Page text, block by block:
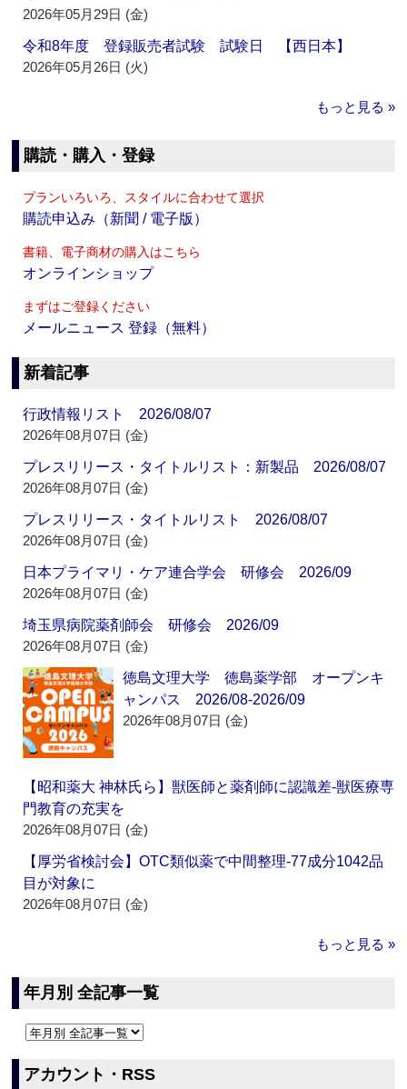
2026年05月29日 (金)
令和8年度 登録販売者試験 試験日 【西日本】
2026年05月26日 (火)
もっと見る »
購読・購入・登録
プランいろいろ、スタイルに合わせて選択
購読申込み（新聞 / 電子版）
書籍、電子商材の購入はこちら
オンラインショップ
まずはご登録ください
メールニュース 登録（無料）
新着記事
行政情報リスト 2026/08/07
2026年08月07日 (金)
プレスリリース・タイトルリスト：新製品 2026/08/07
2026年08月07日 (金)
プレスリリース・タイトルリスト 2026/08/07
2026年08月07日 (金)
日本プライマリ・ケア連合学会 研修会 2026/09
2026年08月07日 (金)
埼玉県病院薬剤師会 研修会 2026/09
2026年08月07日 (金)
徳島文理大学 徳島薬学部 オープンキ
ャンパス 2026/08-2026/09
2026年08月07日 (金)
【昭和薬大 神林氏ら】獣医師と薬剤師に認識差‐獣医療専
門教育の充実を
2026年08月07日 (金)
【厚労省検討会】OTC類似薬で中間整理‐77成分1042品
目が対象に
2026年08月07日 (金)
もっと見る »
年月別 全記事一覧
アカウント・RSS